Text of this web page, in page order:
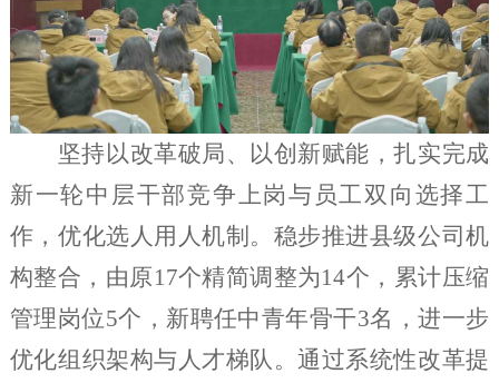
坚持以改革破局、以创新赋能，扎实完成
新一轮中层干部竞争上岗与员工双向选择工
作，优化选人用人机制。稳步推进县级公司机
构整合，由原17个精简调整为14个，累计压缩
管理岗位5个，新聘任中青年骨干3名，进一步
优化组织架构与人才梯队。通过系统性改革提